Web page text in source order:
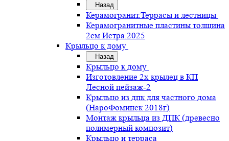
Назад
Керамогранит.Террасы и лестницы
Керамогранитные пластины толщина
2см Истра.2025
Крыльцо к дому
Назад
Крыльцо к дому
Изготовление 2х крылец в КП
Лесной пейзаж-2
Крыльцо из дпк для частного дома
(НароФоминск 2018г)
Монтаж крыльца из ДПК (древесно
полимерный композит)
Крыльцо и терраса